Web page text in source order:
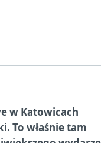
w Katowicach
To właśnie tam